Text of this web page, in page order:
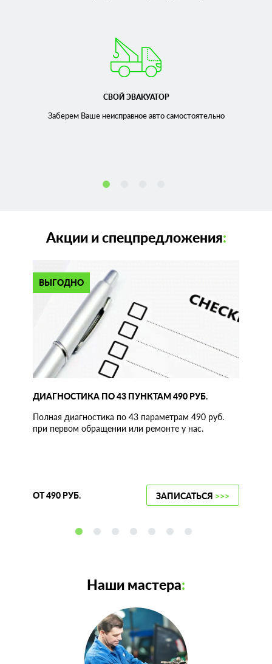
СВОЙ ЭВАКУАТОР
Заберем Ваше неисправноеавто самостоятельно
Акции и спецпредложения:
ВЫГОДНО
ДИАГНОСТИКА ПО 43 ПУНКТАМ 490 РУБ.
Полная диагностика по 43 параметрам 490 руб.
при первом обращении или ремонте у нас.
ОТ 490 РУБ. ЗАПИСАТЬСЯ >>>
Наши мастера: